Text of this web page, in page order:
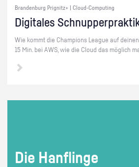
Brandenburg Prignitz+ | Cloud-Computing
Di­gi­ta­les
Wie kommt die Cham­pi­ons Le­ague auf
15 Min. bei AWS, wie die Cloud das mög­lich
Die Han­f­lin­ge